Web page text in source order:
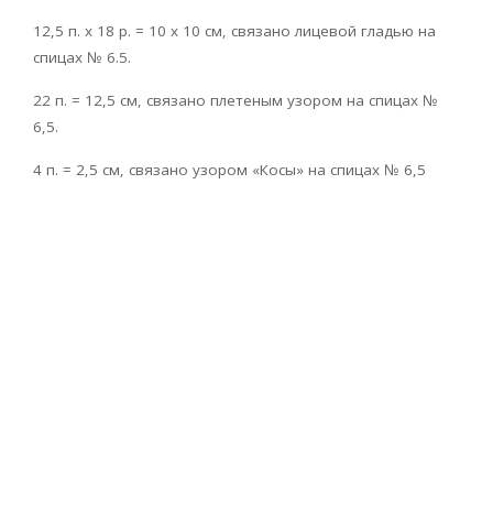
12,5 п. х 18 р. = 10 х 10 см, связано лицевой гладью на
спицах № 6.5.
22 п. = 12,5 см, связано плетеным узором на спицах №
6,5.
4 п. = 2,5 см, связано узором «Косы» на спицах № 6,5